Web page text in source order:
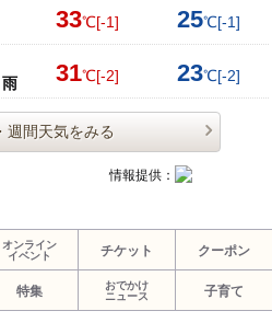
33℃[-1] 25℃[-1]
31℃[-2] 23℃[-2]
週間天気をみる
情報提供：
オンライン
イベント
チケット クーポン
特集
おでかけ
ニュース
子育て